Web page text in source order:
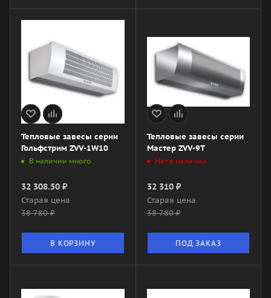
Тепловые завесы серии
Гольфстрим ZVV-1W10
В наличии много
32 308.50 ₽
Старая цена
38 780₽
В КОРЗИНУ
Тепловые завесы серии
Мастер ZVV-9T
Нет в наличии
32 310₽
Старая цена
38 780₽
ПОД ЗАКАЗ